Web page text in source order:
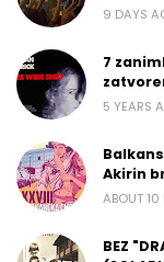
9 DAYS
7
5 YEARS
Akirin
ABOUT
BEZ